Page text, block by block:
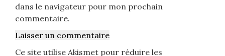
dans le navigateur pour mon prochain
commentaire.
Ce site utilise Akismet pour réduire les